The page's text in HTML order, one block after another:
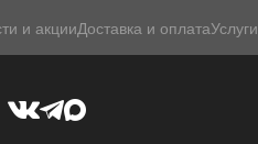
и акцииДоставка и оплатаУслуги